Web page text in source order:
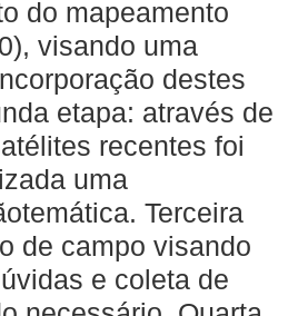
do mapeamento
visando uma
destes
etapa: através de
recentes foi
uma
Terceira
de campo visando
e coleta de